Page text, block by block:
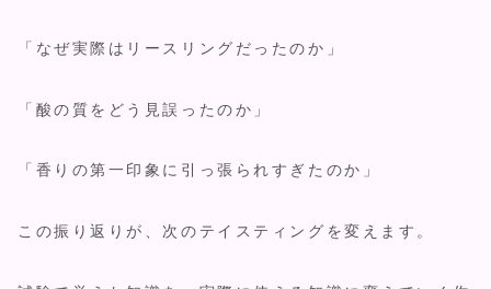
「なぜ実際はリースリングだったのか」
「酸の質をどう見誤ったのか」
「香りの第一印象に引っ張られすぎたのか」
この振り返りが、次のテイスティングを変えます。